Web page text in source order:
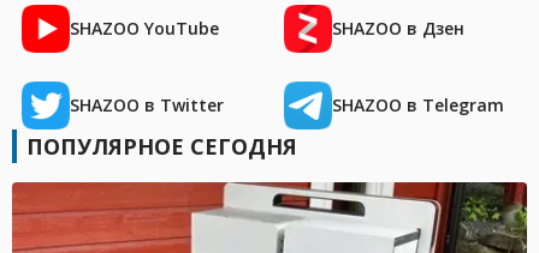
SHAZOO YouTube SHAZOO в Дзен
SHAZOO в Twitter SHAZOO в Telegram
ПОПУЛЯРНОЕ СЕГОДНЯ